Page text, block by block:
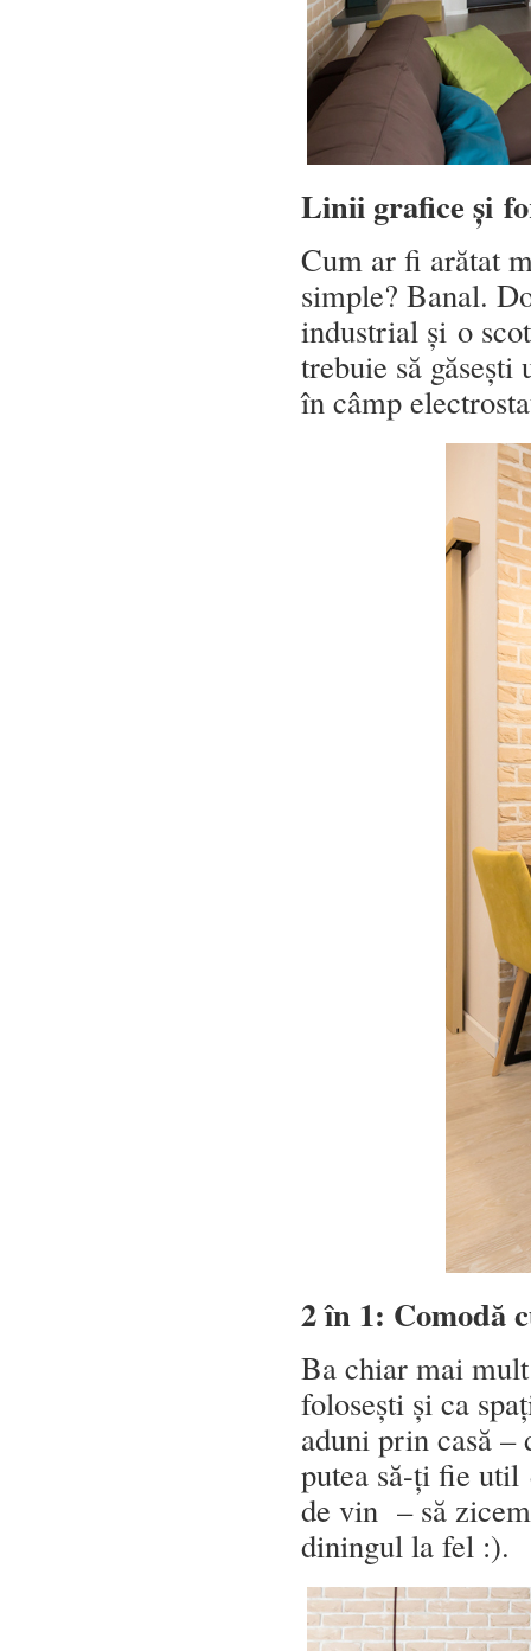
Linii grafice și
Cum ar fi arătat
simple? Banal.
industrial și o
trebuie să
în câmp
2 în 1: Comodă
Ba chiar mai
folosești și ca
aduni prin casă
putea să-ți fie util
de vin – să
diningul la fel :).